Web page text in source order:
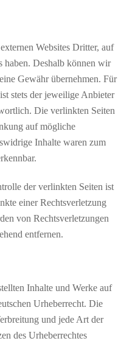
Websites Dritter, auf
haben. Deshalb können wir
Gewähr übernehmen. Für
stets der jeweilige Anbieter
Die verlinkten Seiten
auf mögliche
Inhalte waren zum
der verlinkten Seiten ist
einer Rechtsverletzung
von Rechtsverletzungen
entfernen.
Inhalte und Werke auf
Urheberrecht. Die
und jede Art der
des Urheberrechtes